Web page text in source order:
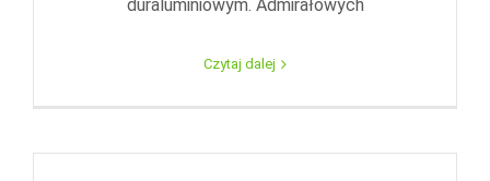
duraluminiowym. Admirałowych
Czytaj dalej